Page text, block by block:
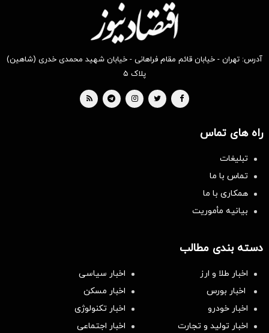
آدرس: تهران - خیابان قائم مقام فراهانی - خیابان شهید محمدی خدری (شاهین)
پلاک ۵
راه های تماس
تبلیغات
تماس با ما
همکاری با ما
بیانیه مأموریت
دسته بندی مطالب
اخبار طلا و ارز
اخبار سیاسی
اخبار بورس
اخبار مسکن
اخبار خودرو
اخبار تکنولوژی
اخبار تولید و تجارت
اخبار اجتماعی